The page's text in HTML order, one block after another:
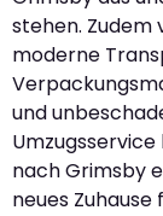
stehen.
moderne
und
nach Grimsby
neues